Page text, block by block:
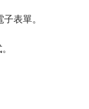
表單。